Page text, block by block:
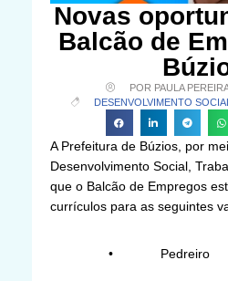
Novas
Balcão de
POR PAULA
DESENVOLVIMENTO
A Prefeitura de Búzios, por
Desenvolvimento Social,
que o Balcão de Empregos
currículos para as seguintes
• Pedreiro